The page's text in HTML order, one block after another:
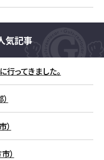
気記事
行ってきました。
）